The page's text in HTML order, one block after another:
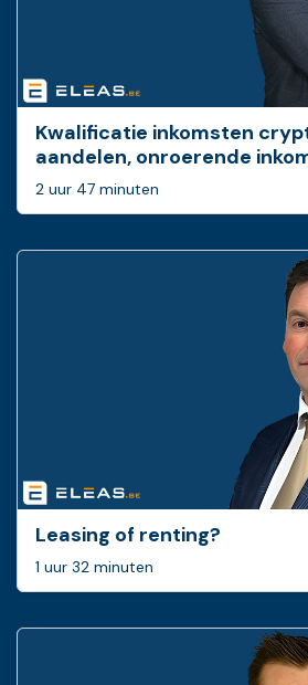
Kwalificatie inkomsten
aandelen, onroerende
2 uur 47 minuten
Leasing of renting?
1 uur 32 minuten